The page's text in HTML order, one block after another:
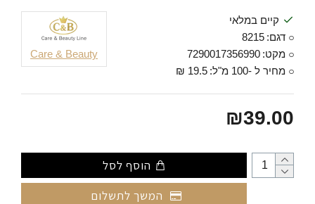
₪39.00
קיים במלאי
דגם: 8215
מקט: 7290017356990
מחיר ל -100 מ"ל:
19.5 ₪
Care & Beauty
הוסף לסל
המשך לתשלום